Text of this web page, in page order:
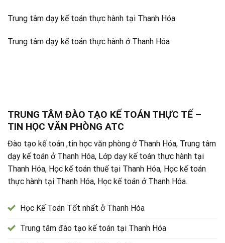
Trung tâm dạy kế toán thực hành tại Thanh Hóa
Trung tâm dạy kế toán thực hành ở Thanh Hóa
TRUNG TÂM ĐÀO TẠO KẾ TOÁN THỰC TẾ –
TIN HỌC VĂN PHÒNG ATC
Đào tạo kế toán ,tin học văn phòng ở Thanh Hóa, Trung tâm
dạy kế toán ở Thanh Hóa, Lớp dạy kế toán thực hành tại
Thanh Hóa, Học kế toán thuế tại Thanh Hóa, Học kế toán
thực hành tại Thanh Hóa, Học kế toán ở Thanh Hóa.
Học Kế Toán Tốt nhất ở Thanh Hóa
Trung tâm đào tạo kế toán tại Thanh Hóa